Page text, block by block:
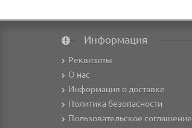
Информация
Реквизиты
О нас
Информация о доставке
Политика безопасности
Пользовательское соглашение